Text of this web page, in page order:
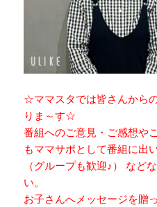
☆ママスタでは皆さんから
りま～す☆
番組へのご意見・ご感想や
もママサポとして番組に出
（グループも歓迎♪） など
い。
お子さんへメッセージを贈